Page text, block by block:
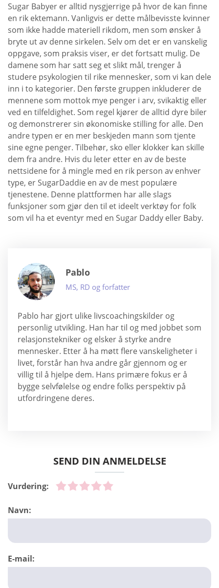
Sugar Babyer er alltid nysgjerrige på hvor de kan finne
en rik ektemann. Vanligvis er dette målbevisste kvinner
som ikke hadde materiell rikdom, men som ønsker å
bryte ut av denne sirkelen. Selv om det er en vanskelig
oppgave, som praksis viser, er det fortsatt mulig. De
damene som har satt seg et slikt mål, trenger å
studere psykologien til rike mennesker, som vi kan dele
inn i to kategorier. Den første gruppen inkluderer de
mennene som mottok mye penger i arv, svikaktig eller
ved en tilfeldighet. Som regel kjører de alltid dyre biler
og demonstrerer sin økonomiske stilling for alle. Den
andre typen er en mer beskjeden mann som tjente
sine egne penger. Tilbehør, sko eller klokker kan skille
dem fra andre. Hvis du leter etter en av de beste
nettsidene for å mingle med en rik person av enhver
type, er SugarDaddie en av de mest populære
tjenestene. Denne plattformen har alle slags
funksjoner som gjør den til et ideelt verktøy for folk
som vil ha et eventyr med en Sugar Daddy eller Baby.
Pablo
MS, RD og forfatter
Pablo har gjort ulike livscoachingskilder og
personlig utvikling. Han har til og med jobbet som
relasjonstekniker og elsker å styrke andre
mennesker. Etter å ha møtt flere vanskeligheter i
livet, forstår han hva andre går gjennom og er
villig til å hjelpe dem. Hans primære fokus er å
bygge selvfølelse og endre folks perspektiv på
utfordringene deres.
SEND DIN ANMELDELSE
Vurdering:
Navn:
E-mail: